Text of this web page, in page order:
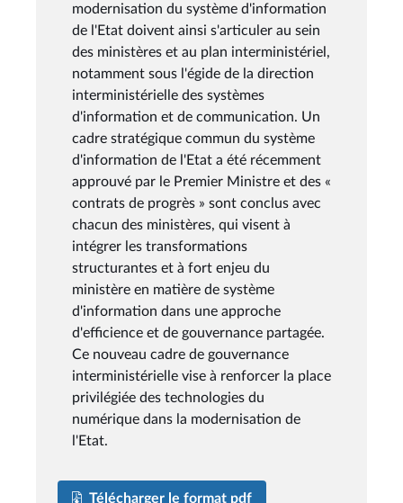
modernisation du système d'information
de l'Etat doivent ainsi s'articuler au sein
des ministères et au plan interministériel,
notamment sous l'égide de la direction
interministérielle des systèmes
d'information et de communication. Un
cadre stratégique commun du système
d'information de l'Etat a été récemment
approuvé par le Premier Ministre et des «
contrats de progrès » sont conclus avec
chacun des ministères, qui visent à
intégrer les transformations
structurantes et à fort enjeu du
ministère en matière de système
d'information dans une approche
d'efficience et de gouvernance partagée.
Ce nouveau cadre de gouvernance
interministérielle vise à renforcer la place
privilégiée des technologies du
numérique dans la modernisation de
l'Etat.
Télécharger le format pdf